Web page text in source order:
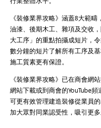
《裝修業界攻略》涵蓋8大範疇
油漆、後期木工、雜項及交收
大工序」的重點拍攝成短片，
數分鐘的短片了解所有工序及
施工質素更有保證。
《裝修業界攻略》已在商會網
網站下載或到商會的YouTube
可更有效管理建造裝修從業員
加大眾對同業認受性，吸引更多